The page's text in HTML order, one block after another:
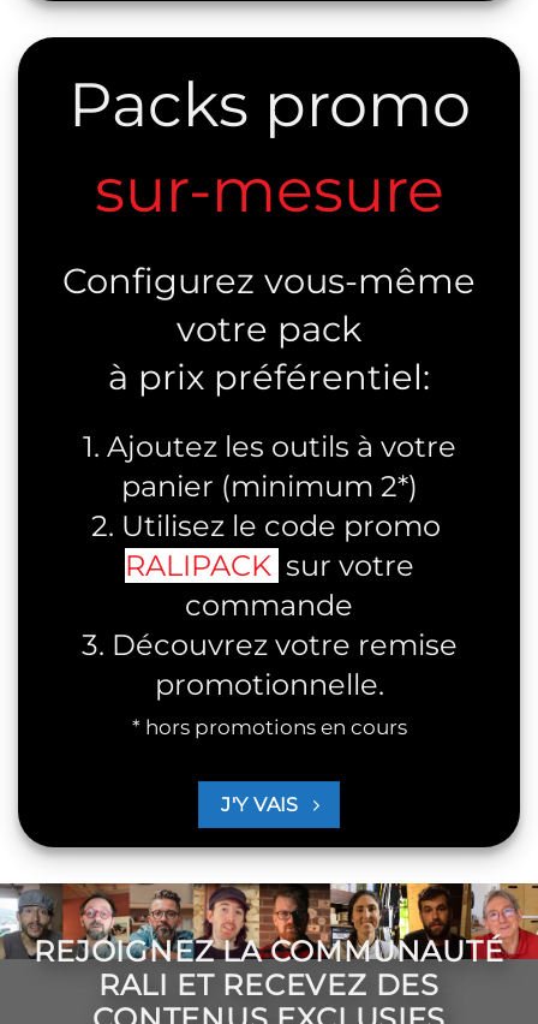
Packs promo
sur-mesure
Configurez vous-même
votre pack
à prix préférentiel:
1. Ajoutez les outils à votre
panier (minimum 2*)
2. Utilisez le code promo
RALIPACK sur votre
commande
3. Découvrez votre remise
promotionnelle.
* hors promotions en cours
J'Y VAIS
REJOIGNEZ LA COMMUNAUTÉ
RALI ET RECEVEZ DES